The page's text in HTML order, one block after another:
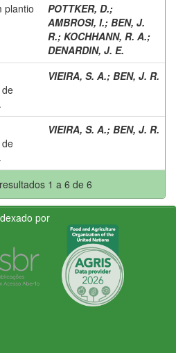
plantio
POTTKER, D.;
AMBROSI, I.; BEN, J.
R.; KOCHHANN, R. A.;
DENARDIN, J. E.
VIEIRA, S. A.; BEN, J. R.
VIEIRA, S. A.; BEN, J. R.
1 a 6 de 6
por